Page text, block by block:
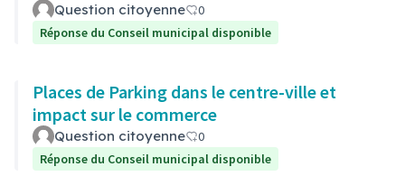
Question citoyenne
0
Réponse du Conseil municipal disponible
Places de Parking dans le centre-ville et
impact sur le commerce
Question citoyenne
0
Réponse du Conseil municipal disponible